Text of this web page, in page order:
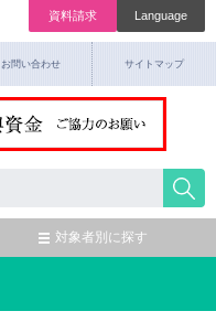
資料請求 Language
お問い合わせ サイトマップ
対象者別に探す